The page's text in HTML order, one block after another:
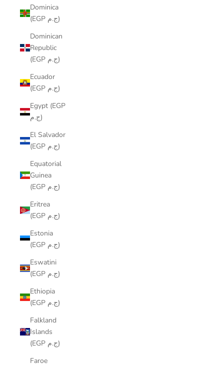
Dominica
(EGP ج.م)
Dominican
Republic
(EGP ج.م)
Ecuador
(EGP ج.م)
Egypt (EGP
ج.م)
El Salvador
(EGP ج.م)
Equatorial
Guinea
(EGP ج.م)
Eritrea
(EGP ج.م)
Estonia
(EGP ج.م)
Eswatini
(EGP ج.م)
Ethiopia
(EGP ج.م)
Falkland
Islands
(EGP ج.م)
Faroe